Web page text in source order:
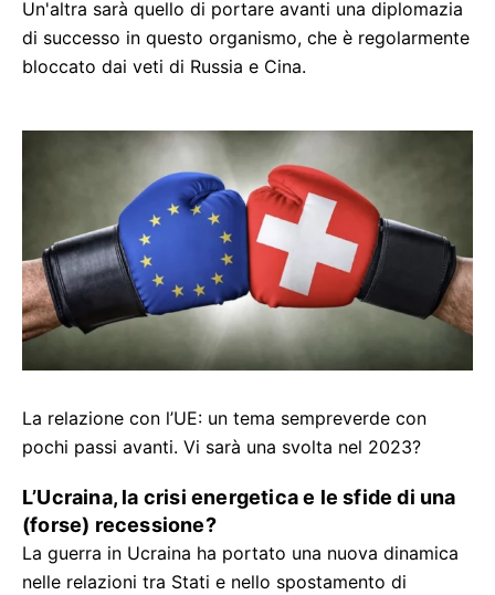
Un'altra sarà quello di portare avanti una diplomazia
di successo in questo organismo, che è regolarmente
bloccato dai veti di Russia e Cina.
La relazione con l’UE: un tema sempreverde con
pochi passi avanti. Vi sarà una svolta nel 2023?
L’Ucraina, la crisi energetica e le sfide di una
(forse) recessione?
La guerra in Ucraina ha portato una nuova dinamica
nelle relazioni tra Stati e nello spostamento di